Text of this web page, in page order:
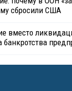
сбросили США
вместо
банкротства